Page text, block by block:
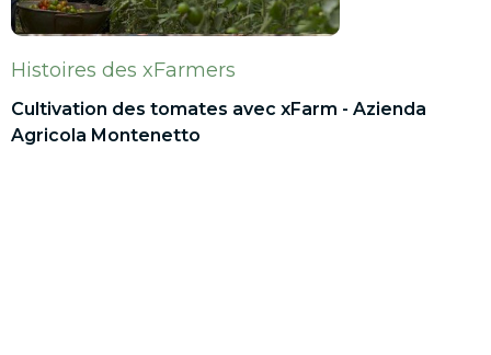
Histoires des xFarmers
Cultivation des tomates avec xFarm - Azienda
Agricola Montenetto